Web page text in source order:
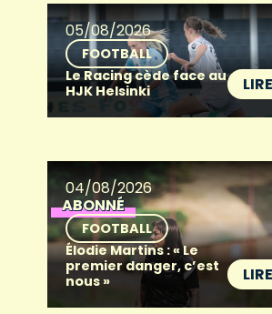
05/08/2026
FOOTBALL
Le Racing cède face au
HJK Helsinki
LIRE
04/08/2026
ABONNÉ
FOOTBALL
Élodie Martins : « Le
premier danger, c’est
nous »
LIRE